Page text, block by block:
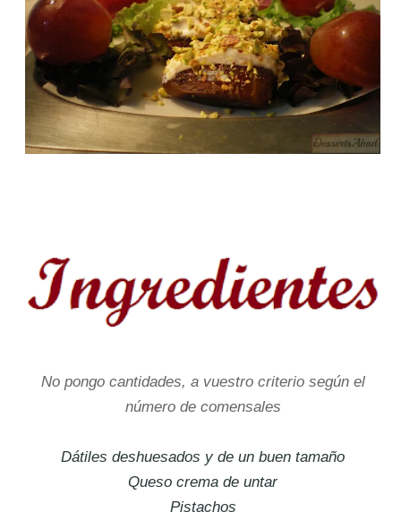
No pongo cantidades, a vuestro criterio según el
número de comensales
Dátiles deshuesados y de un buen tamaño
Queso crema de untar
Pistachos